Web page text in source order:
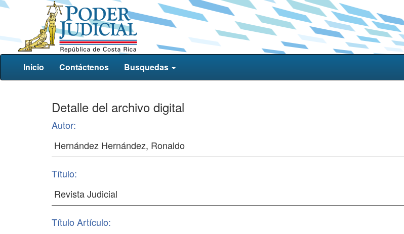
Inicio Contáctenos Busquedas
Detalle del archivo digital
Autor:
Título:
Título Artículo: